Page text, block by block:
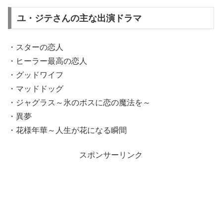
ユ・ジテさんの主な出演ドラマ
・スターの恋人
・ヒーラー最高の恋人
・グッドワイフ
・マッドドッグ
・ジャグラス～氷のボスに恋の魔法を～
・異夢
・花様年華～人生が花になる瞬間
スポンサーリンク